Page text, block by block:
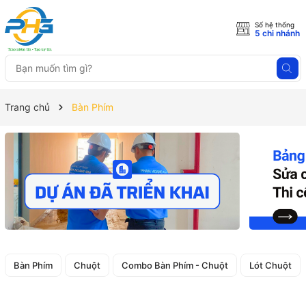
Số hệ thống
5 chi nhánh
Trang chủ Bàn Phím
Bàn Phím Chuột Combo Bàn Phím - Chuột Lót Chuột